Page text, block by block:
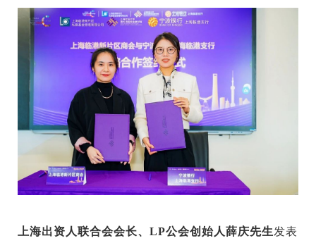
上海出资人联合会会长、LP公会创始人薛庆先生发表